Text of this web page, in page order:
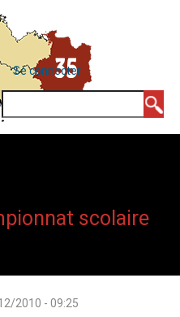
MENU
DU
COMPTE
DE
Se connecter
scolaire
2010 - 09:25